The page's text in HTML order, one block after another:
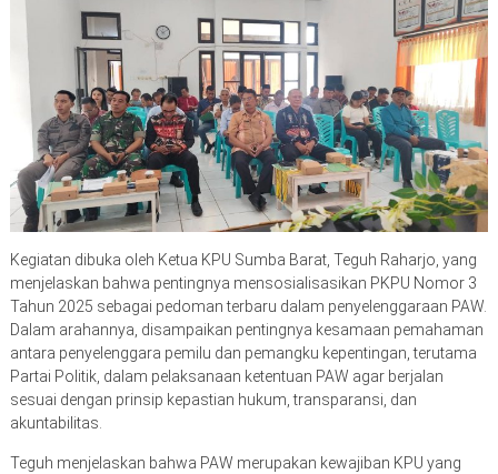
Kegiatan dibuka oleh Ketua KPU Sumba Barat, Teguh Raharjo, yang
menjelaskan bahwa pentingnya mensosialisasikan PKPU Nomor 3
Tahun 2025 sebagai pedoman terbaru dalam penyelenggaraan PAW.
Dalam arahannya, disampaikan pentingnya kesamaan pemahaman
antara penyelenggara pemilu dan pemangku kepentingan, terutama
Partai Politik, dalam pelaksanaan ketentuan PAW agar berjalan
sesuai dengan prinsip kepastian hukum, transparansi, dan
akuntabilitas.
Teguh menjelaskan bahwa PAW merupakan kewajiban KPU yang